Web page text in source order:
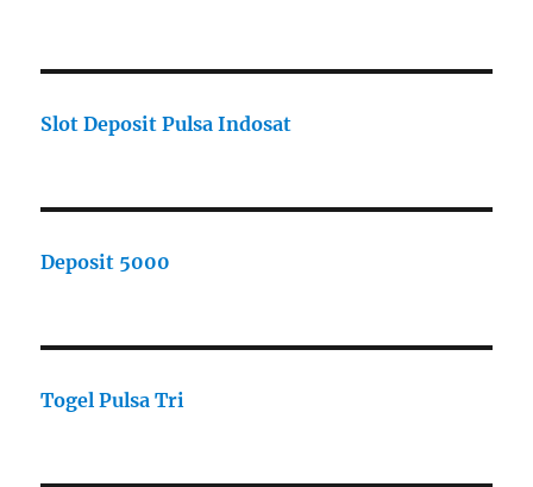
Slot Deposit Pulsa Indosat
Deposit 5000
Togel Pulsa Tri